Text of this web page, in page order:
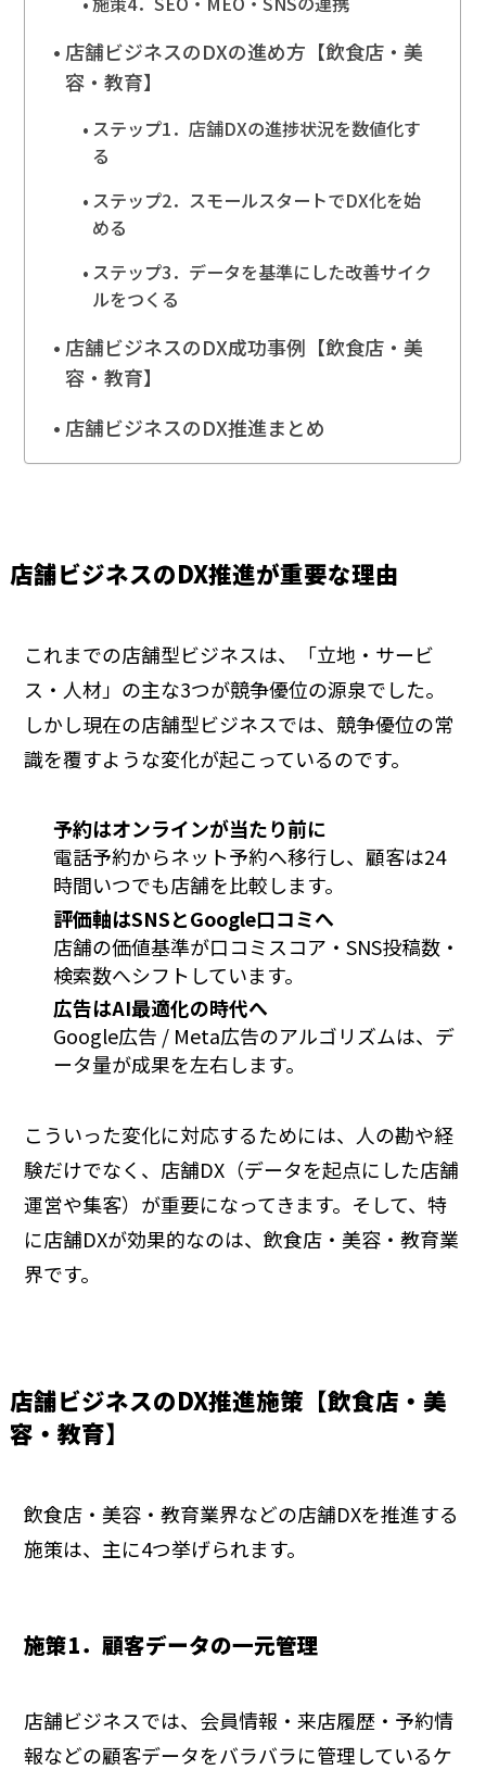
店舗ビジネスのDXの進め方【飲食店・美
容・教育】
ステップ1．店舗DXの進捗状況を数値化す
る
ステップ2．スモールスタートでDX化を始
める
ステップ3．データを基準にした改善サイク
ルをつくる
店舗ビジネスのDX成功事例【飲食店・美
容・教育】
店舗ビジネスのDX推進まとめ
店舗ビジネスのDX推進が重要な理由
これまでの店舗型ビジネスは、「立地・サービ
ス・人材」の主な3つが競争優位の源泉でした。
しかし現在の店舗型ビジネスでは、競争優位の常
識を覆すような変化が起こっているのです。
予約はオンラインが当たり前に
電話予約からネット予約へ移行し、顧客は24
時間いつでも店舗を比較します。
評価軸はSNSとGoogle口コミへ
店舗の価値基準が口コミスコア・SNS投稿数・
検索数へシフトしています。
広告はAI最適化の時代へ
Google広告 / Meta広告のアルゴリズムは、デ
ータ量が成果を左右します。
こういった変化に対応するためには、人の勘や経
験だけでなく、店舗DX（データを起点にした店舗
運営や集客）が重要になってきます。そして、特
に店舗DXが効果的なのは、飲食店・美容・教育業
界です。
店舗ビジネスのDX推進施策【飲食店・美
容・教育】
飲食店・美容・教育業界などの店舗DXを推進する
施策は、主に4つ挙げられます。
施策1．顧客データの一元管理
店舗ビジネスでは、会員情報・来店履歴・予約情
報などの顧客データをバラバラに管理しているケ